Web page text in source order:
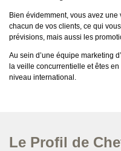
Bien évidemment, vous avez
chacun de vos clients, ce qui
prévisions, mais aussi les
Au sein d’une équipe marketing
la veille concurrentielle et êtes
niveau international.
Le Profil de